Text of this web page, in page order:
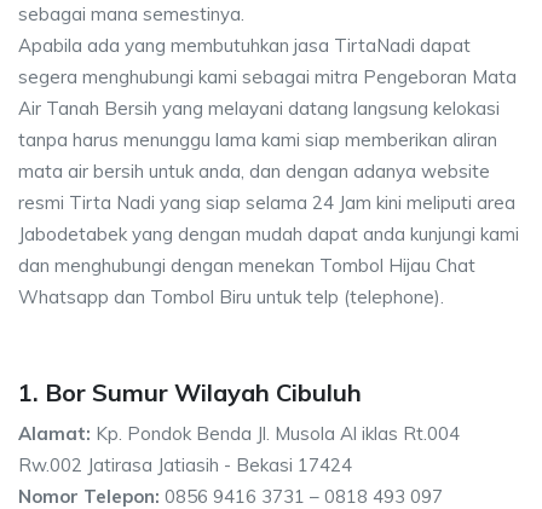
sebagai mana semestinya.
Apabila ada yang membutuhkan jasa TirtaNadi dapat
segera menghubungi kami sebagai mitra Pengeboran Mata
Air Tanah Bersih yang melayani datang langsung kelokasi
tanpa harus menunggu lama kami siap memberikan aliran
mata air bersih untuk anda, dan dengan adanya website
resmi Tirta Nadi yang siap selama 24 Jam kini meliputi area
Jabodetabek yang dengan mudah dapat anda kunjungi kami
dan menghubungi dengan menekan Tombol Hijau Chat
Whatsapp dan Tombol Biru untuk telp (telephone).
1. Bor Sumur Wilayah Cibuluh
Alamat: Kp. Pondok Benda Jl. Musola Al iklas Rt.004
Rw.002 Jatirasa Jatiasih - Bekasi 17424
Nomor Telepon: 0856 9416 3731 – 0818 493 097